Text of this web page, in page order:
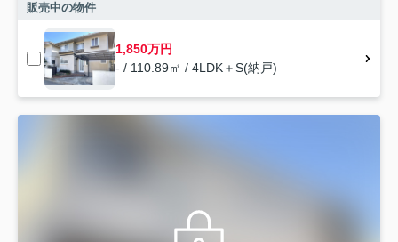
販売中の物件
1,850万円
- / 110.89㎡ / 4LDK＋S(納戸)